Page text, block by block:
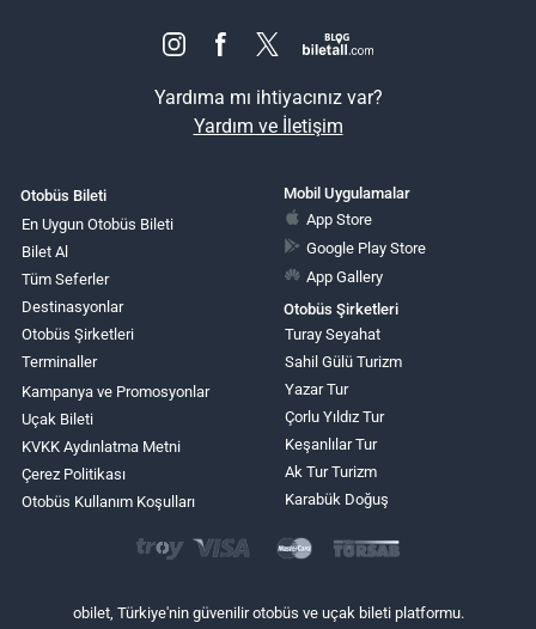
Yardıma mı ihtiyacınız var?
Yardım ve İletişim
Otobüs Bileti
En Uygun Otobüs Bileti
Bilet Al
Tüm Seferler
Destinasyonlar
Otobüs Şirketleri
Terminaller
Kampanya ve Promosyonlar
Uçak Bileti
KVKK Aydınlatma Metni
Çerez Politikası
Otobüs Kullanım Koşulları
Mobil Uygulamalar
App Store
Google Play Store
App Gallery
Otobüs Şirketleri
Turay Seyahat
Sahil Gülü Turizm
Yazar Tur
Çorlu Yıldız Tur
Keşanlılar Tur
Ak Tur Turizm
Karabük Doğuş
obilet, Türkiye'nin güvenilir otobüs ve uçak bileti platformu.